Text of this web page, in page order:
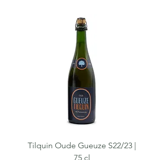
fijnste lambiek bieren. Een
Geuze met bewaar / rijpings
potentieel met het authentiek
logo van weleer.
Tilquin Oude Gueuze S22/23 |
75 cl